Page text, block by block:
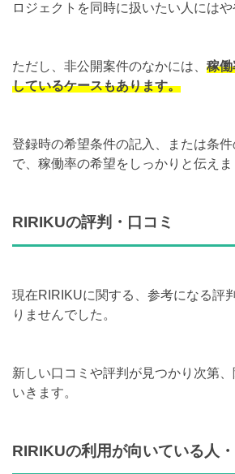
ロジェクトを同時に扱いたい人にはや
ただし、非公開案件のなかには、 稼
しているケースもあります。
登録時の希望条件の記入、または条
で、稼働率の希望をしっかりと伝えま
RIRIKUの評判・口コミ
現在RIRIKUに関する、参考になる評
りませんでした。
新しい口コミや評判が見つかり次第
いきます。
RIRIKUの利用が向いている人